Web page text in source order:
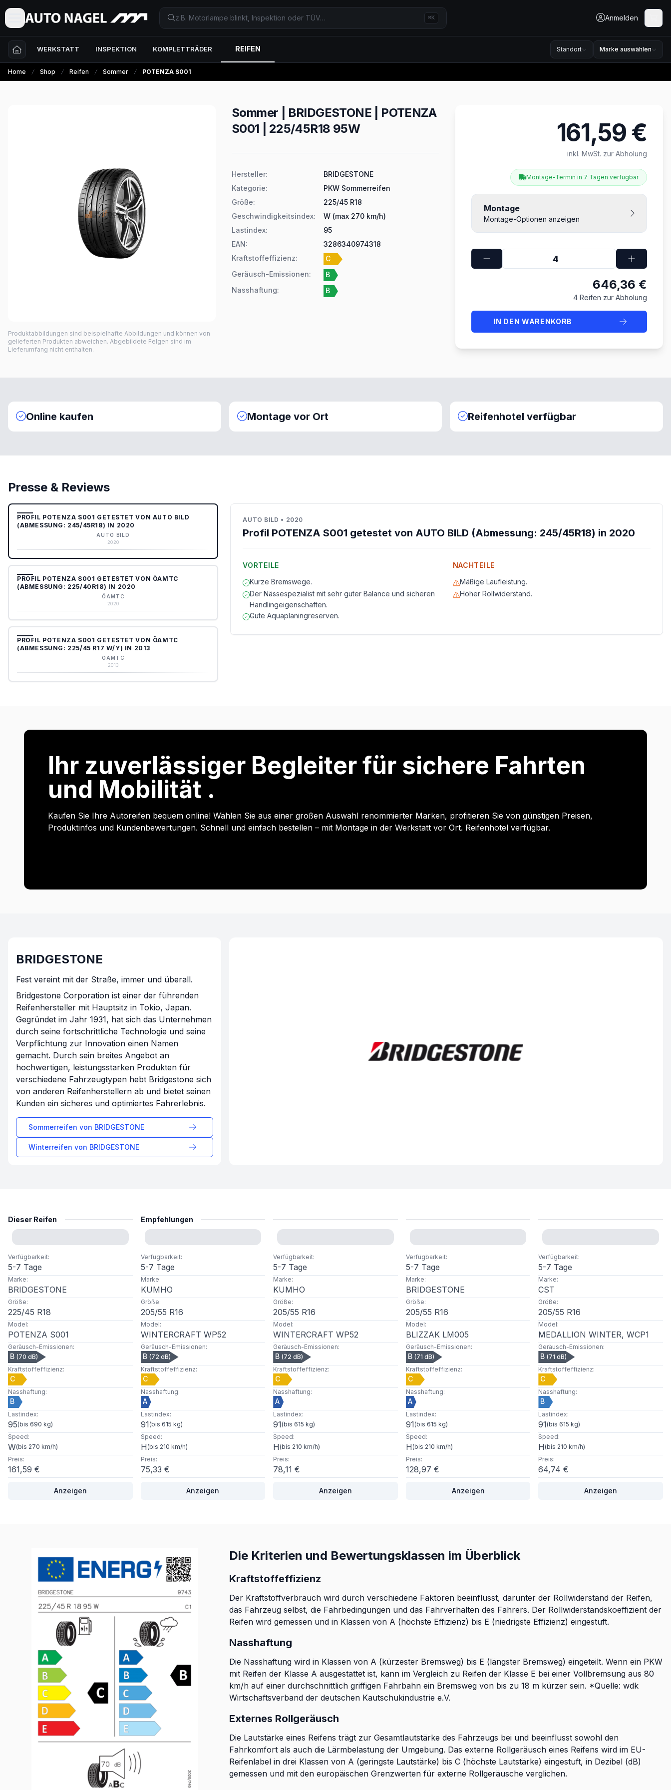
⌘K Anmelden
WERKSTATT INSPEKTION KOMPLETTRÄDER REIFEN Standort Marke auswählen
Home Shop Reifen Sommer POTENZA S001
Produktabbildungen sind beispielhafte Abbildungen und können von
gelieferten Produkten abweichen. Abgebildete Felgen sind im
Lieferumfang nicht enthalten.
Sommer | BRIDGESTONE | POTENZA
S001 | 225/45R18 95W
Hersteller:
BRIDGESTONE
Kategorie:
PKW Sommerreifen
Größe:
225/45 R18
Geschwindigkeitsindex:
W (max 270 km/h)
Lastindex:
95
EAN:
3286340974318
Kraftstoffeffizienz:
C
Geräusch-Emissionen:
B
Nasshaftung: B
161,59 €
inkl. MwSt. zur Abholung
Montage-Termin in 7 Tagen verfügbar
Montage
Montage-Optionen anzeigen
646,36 €
4 Reifen zur Abholung
IN DEN WARENKORB
Online kaufen Montage vor Ort Reifenhotel verfügbar
Presse & Reviews
PROFIL POTENZA S001 GETESTET VON AUTO BILD
(ABMESSUNG: 245/45R18) IN 2020
AUTO BILD
2020
PROFIL POTENZA S001 GETESTET VON ÖAMTC
(ABMESSUNG: 225/40R18) IN 2020
ÖAMTC
2020
PROFIL POTENZA S001 GETESTET VON ÖAMTC
(ABMESSUNG: 225/45 R17 W/Y) IN 2013
ÖAMTC
2013
AUTO BILD • 2020
Profil POTENZA S001 getestet von AUTO BILD (Abmessung: 245/45R18) in 2020
VORTEILE
Kurze Bremswege.
Der Nässespezialist mit sehr guter Balance und sicheren
Handlingeigenschaften.
Gute Aquaplaningreserven.
NACHTEILE
Mäßige Laufleistung.
Hoher Rollwiderstand.
Ihr zuverlässiger Begleiter für sichere Fahrten
und Mobilität .
Kaufen Sie Ihre Autoreifen bequem online! Wählen Sie aus einer großen Auswahl renommierter Marken, profitieren Sie von günstigen Preisen,
Produktinfos und Kundenbewertungen. Schnell und einfach bestellen – mit Montage in der Werkstatt vor Ort. Reifenhotel verfügbar.
BRIDGESTONE
Fest vereint mit der Straße, immer und überall.
Bridgestone Corporation ist einer der führenden
Reifenhersteller mit Hauptsitz in Tokio, Japan.
Gegründet im Jahr 1931, hat sich das Unternehmen
durch seine fortschrittliche Technologie und seine
Verpflichtung zur Innovation einen Namen
gemacht. Durch sein breites Angebot an
hochwertigen, leistungsstarken Produkten für
verschiedene Fahrzeugtypen hebt Bridgestone sich
von anderen Reifenherstellern ab und bietet seinen
Kunden ein sicheres und optimiertes Fahrerlebnis.
Sommerreifen von BRIDGESTONE
Winterreifen von BRIDGESTONE
Dieser Reifen
Verfügbarkeit:
5-7 Tage
Marke:
BRIDGESTONE
Größe:
225/45 R18
Model:
POTENZA S001
Geräusch-Emissionen:
B (70 dB)
Kraftstoffeffizienz:
C
Nasshaftung:
B
Lastindex:
95(bis 690 kg)
Speed:
W(bis 270 km/h)
Preis:
161,59 €
Anzeigen
Empfehlungen
Verfügbarkeit:
5-7 Tage
Marke:
KUMHO
Größe:
205/55 R16
Model:
WINTERCRAFT WP52
Geräusch-Emissionen:
B (72 dB)
Kraftstoffeffizienz:
C
Nasshaftung:
A
Lastindex:
91(bis 615 kg)
Speed:
H (bis 210 km/h)
Preis:
75,33 €
Anzeigen
Verfügbarkeit:
5-7 Tage
Marke:
KUMHO
Größe:
205/55 R16
Model:
WINTERCRAFT WP52
Geräusch-Emissionen:
B (72 dB)
Kraftstoffeffizienz:
C
Nasshaftung:
A
Lastindex:
91(bis 615 kg)
Speed:
H (bis 210 km/h)
Preis:
78,11 €
Anzeigen
Verfügbarkeit:
5-7 Tage
Marke:
BRIDGESTONE
Größe:
205/55 R16
Model:
BLIZZAK LM005
Geräusch-Emissionen:
B (71 dB)
Kraftstoffeffizienz:
C
Nasshaftung:
A
Lastindex:
91(bis 615 kg)
Speed:
H (bis 210 km/h)
Preis:
128,97 €
Anzeigen
Verfügbarkeit:
5-7 Tage
Marke:
CST
Größe:
205/55 R16
Model:
MEDALLION WINTER, WCP1
Geräusch-Emissionen:
B (71 dB)
Kraftstoffeffizienz:
C
Nasshaftung:
B
Lastindex:
91(bis 615 kg)
Speed:
H (bis 210 km/h)
Preis:
64,74 €
Anzeigen
Die Kriterien und Bewertungsklassen im Überblick
Kraftstoffeffizienz
Der Kraftstoffverbrauch wird durch verschiedene Faktoren beeinflusst, darunter der Rollwiderstand der Reifen,
das Fahrzeug selbst, die Fahrbedingungen und das Fahrverhalten des Fahrers. Der Rollwiderstandskoeffizient der
Reifen wird gemessen und in Klassen von A (höchste Effizienz) bis E (niedrigste Effizienz) eingestuft.
Nasshaftung
Die Nasshaftung wird in Klassen von A (kürzester Bremsweg) bis E (längster Bremsweg) eingeteilt. Wenn ein PKW
mit Reifen der Klasse A ausgestattet ist, kann im Vergleich zu Reifen der Klasse E bei einer Vollbremsung aus 80
km/h auf einer durchschnittlich griffigen Fahrbahn ein Bremsweg von bis zu 18 m kürzer sein. *Quelle: wdk
Wirtschaftsverband der deutschen Kautschukindustrie e.V.
Externes Rollgeräusch
Die Lautstärke eines Reifens trägt zur Gesamtlautstärke des Fahrzeugs bei und beeinflusst sowohl den
Fahrkomfort als auch die Lärmbelastung der Umgebung. Das externe Rollgeräusch eines Reifens wird im EU-
Reifenlabel in drei Klassen von A (geringste Lautstärke) bis C (höchste Lautstärke) eingestuft, in Dezibel (dB)
gemessen und mit den europäischen Grenzwerten für externe Rollgeräusche verglichen.